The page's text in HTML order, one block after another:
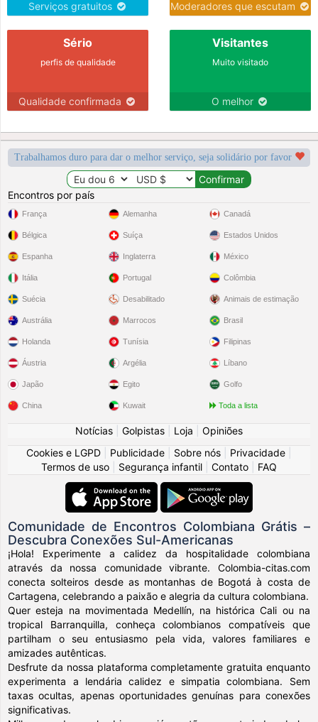
Serviços gratuitos Moderadores que escutam
Sério
perfis de qualidade
Qualidade confirmada
Visitantes
Muito visitado
O melhor
Trabalhamos duro para dar o melhor serviço, seja solidário por favor
Encontros por país
França
Bélgica
Espanha
Itália
Suécia
Alemanha
Suíça
Inglaterra
Portugal
Desabilitado
Canadá
Estados Unidos
México
Colômbia
Animais de estimação
Austrália
Holanda
Áustria
Japão
China
Marrocos
Tunísia
Argélia
Egito
Kuwait
Brasil
Filipinas
Líbano
Golfo
Toda a lista
Notícias Golpistas Loja
Opiniões
Cookies e LGPD
Publicidade Sobre nós Privacidade
Termos de uso
Segurança infantil Contato FAQ
Comunidade de Encontros Colombiana Grátis –
Descubra Conexões Sul-Americanas
¡Hola! Experimente a calidez da hospitalidade colombiana
através da nossa comunidade vibrante. Colombia-citas.com
conecta solteiros desde as montanhas de Bogotá à costa de
Cartagena, celebrando a paixão e alegria da cultura colombiana.
Quer esteja na movimentada Medellín, na histórica Cali ou na
tropical Barranquilla, conheça colombianos compatíveis que
partilham o seu entusiasmo pela vida, valores familiares e
amizades autênticas.
Desfrute da nossa plataforma completamente gratuita enquanto
experimenta a lendária calidez e simpatia colombiana. Sem
taxas ocultas, apenas oportunidades genuínas para conexões
significativas.